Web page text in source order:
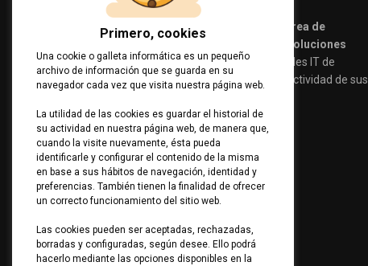
Amplio abanico de soluciones en el área de
sistemas, redes, comunicaciones y soluciones
audiovisuales.Cubrimos las necesidades IT de
nuestros clientes aumentando la productividad de sus
Primero, cookies
Una cookie o galleta informática es un pequeño
archivo de información que se guarda en su
navegador cada vez que visita nuestra página web.
La utilidad de las cookies es guardar el historial de
su actividad en nuestra página web, de manera que,
cuando la visite nuevamente, ésta pueda
identificarle y configurar el contenido de la misma
en base a sus hábitos de navegación, identidad y
preferencias. También tienen la finalidad de ofrecer
un correcto funcionamiento del sitio web.
Las cookies pueden ser aceptadas, rechazadas,
borradas y configuradas, según desee. Ello podrá
hacerlo mediante las opciones disponibles en la